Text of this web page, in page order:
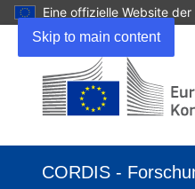
Skip to main content
Eine offizielle Website
neuem
CORDIS -